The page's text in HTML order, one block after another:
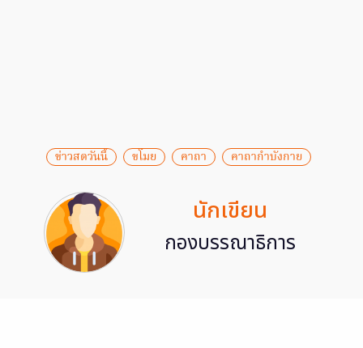
ข่าวสดวันนี้ ขโมย คาถา คาถากำบังกาย
นักเขียน
กองบรรณาธิการ